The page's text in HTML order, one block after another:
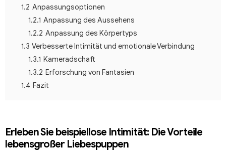
1.2 Anpassungsoptionen
1.2.1 Anpassung des Aussehens
1.2.2 Anpassung des Körpertyps
1.3 Verbesserte Intimität und emotionale Verbindung
1.3.1 Kameradschaft
1.3.2 Erforschung von Fantasien
1.4 Fazit
Erleben Sie beispiellose Intimität: Die Vorteile
lebensgroßer Liebespuppen